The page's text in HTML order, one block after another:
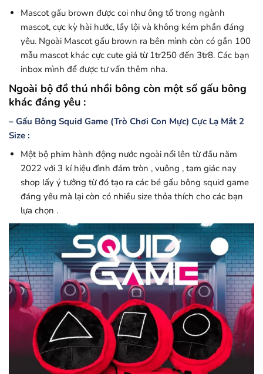
Mascot gấu brown được coi như ông tổ trong ngành
mascot, cực kỳ hài hước, lầy lội và không kém phần đáng
yêu. Ngoài Mascot gấu brown ra bên mình còn có gần 100
mẫu mascot khác cực cute giá từ 1tr250 đến 3tr8. Các bạn
inbox mình để được tư vấn thêm nha.
Ngoài bộ đồ thú nhồi bông còn một số gấu bông
khác đáng yêu :
– Gấu Bông Squid Game (Trò Chơi Con Mực) Cực Lạ Mắt 2
Size :
Một bộ phim hành động nước ngoài nổi lên từ đầu năm
2022 với 3 kí hiệu đình đám tròn , vuông , tam giác nay
shop lấy ý tưởng từ đó tạo ra các bé gấu bông squid game
đáng yêu mà lại còn có nhiều size thỏa thích cho các bạn
lựa chọn .